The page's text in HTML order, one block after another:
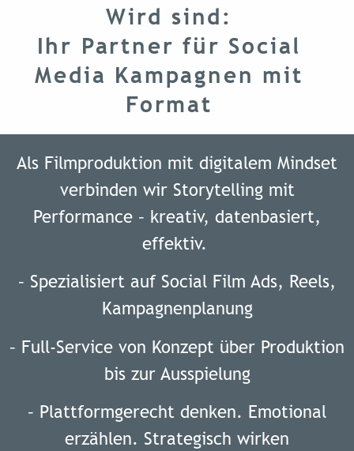
Wird sind:
Ihr Partner für Social
Media Kampagnen mit
Format
Als Filmproduktion mit digitalem Mindset
verbinden wir Storytelling mit
Performance – kreativ, datenbasiert,
effektiv.
– Spezialisiert auf Social Film Ads, Reels,
Kampagnenplanung
– Full-Service von Konzept über Produktion
bis zur Ausspielung
– Plattformgerecht denken. Emotional
erzählen. Strategisch wirken